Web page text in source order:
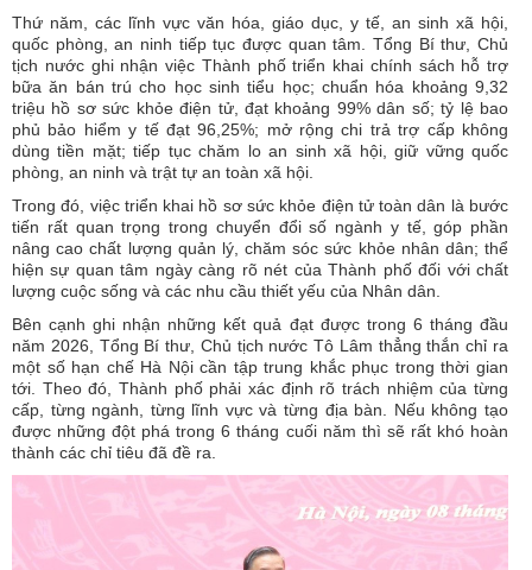
Thứ năm, các lĩnh vực văn hóa, giáo dục, y tế, an sinh xã hội,
quốc phòng, an ninh tiếp tục được quan tâm. Tổng Bí thư, Chủ
tịch nước ghi nhận việc Thành phố triển khai chính sách hỗ trợ
bữa ăn bán trú cho học sinh tiểu học; chuẩn hóa khoảng 9,32
triệu hồ sơ sức khỏe điện tử, đạt khoảng 99% dân số; tỷ lệ bao
phủ bảo hiểm y tế đạt 96,25%; mở rộng chi trả trợ cấp không
dùng tiền mặt; tiếp tục chăm lo an sinh xã hội, giữ vững quốc
phòng, an ninh và trật tự an toàn xã hội.
Trong đó, việc triển khai hồ sơ sức khỏe điện tử toàn dân là bước
tiến rất quan trọng trong chuyển đổi số ngành y tế, góp phần
nâng cao chất lượng quản lý, chăm sóc sức khỏe nhân dân; thể
hiện sự quan tâm ngày càng rõ nét của Thành phố đối với chất
lượng cuộc sống và các nhu cầu thiết yếu của Nhân dân.
Bên cạnh ghi nhận những kết quả đạt được trong 6 tháng đầu
năm 2026, Tổng Bí thư, Chủ tịch nước Tô Lâm thẳng thắn chỉ ra
một số hạn chế Hà Nội cần tập trung khắc phục trong thời gian
tới. Theo đó, Thành phố phải xác định rõ trách nhiệm của từng
cấp, từng ngành, từng lĩnh vực và từng địa bàn. Nếu không tạo
được những đột phá trong 6 tháng cuối năm thì sẽ rất khó hoàn
thành các chỉ tiêu đã đề ra.